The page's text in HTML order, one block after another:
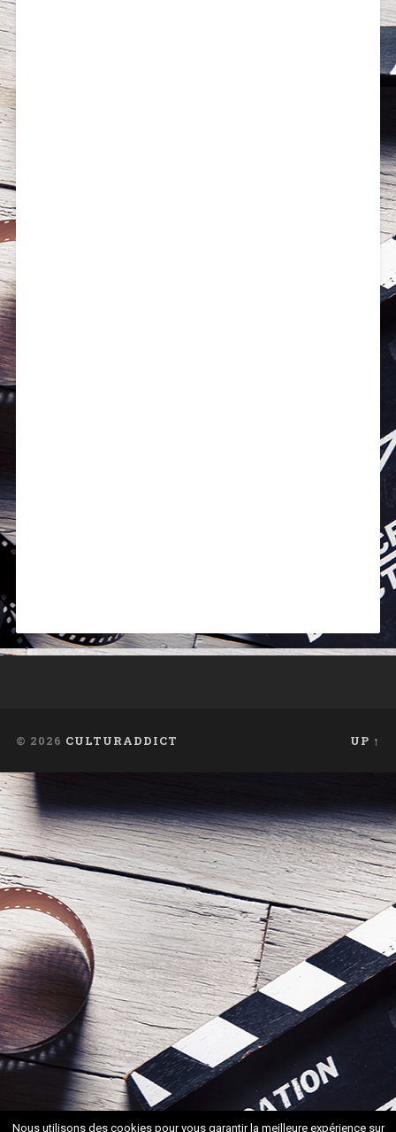
© 2026 CULTURADDICT UP ↑
Nous utilisons des cookies pour vous garantir la meilleure expérience sur